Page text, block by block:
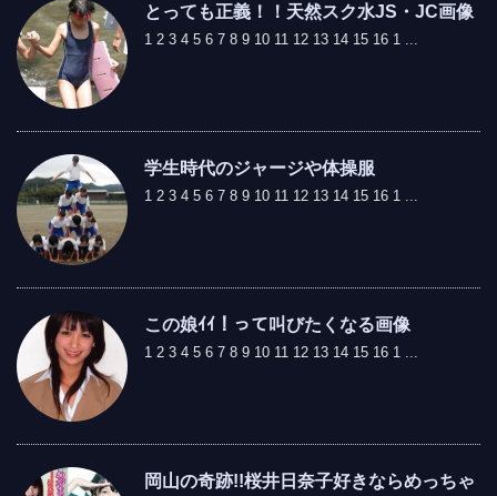
とっても正義！！天然スク水JS・JC画像
1 2 3 4 5 6 7 8 9 10 11 12 13 14 15 16 1 ...
学生時代のジャージや体操服
1 2 3 4 5 6 7 8 9 10 11 12 13 14 15 16 1 ...
この娘ｲｲ！って叫びたくなる画像
1 2 3 4 5 6 7 8 9 10 11 12 13 14 15 16 1 ...
岡山の奇跡!!桜井日奈子好きならめっちゃ